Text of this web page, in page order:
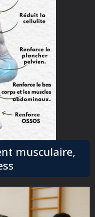
musculaire,